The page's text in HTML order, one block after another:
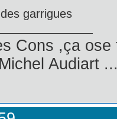
garrigues
Cons ,ça
Audiart